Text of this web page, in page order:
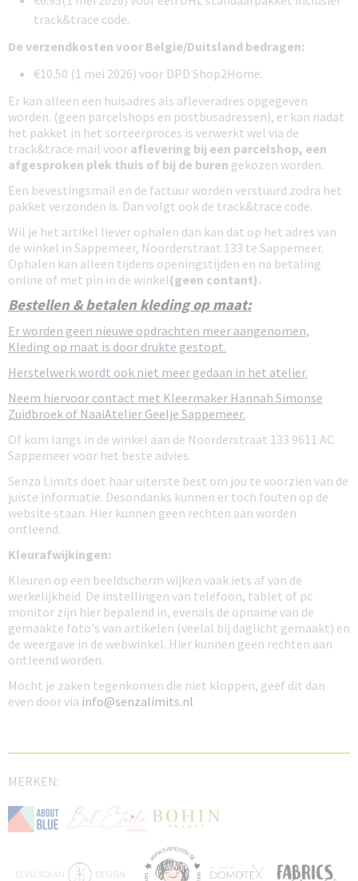
track&trace code.
De verzendkosten voor Belgie/Duitsland bedragen:
€10.50 (1 mei 2026) voor DPD Shop2Home.
Er kan alleen een huisadres als afleveradres opgegeven
worden. (geen parcelshops en postbusadressen), er kan nadat
het pakket in het sorteerproces is verwerkt wel via de
track&trace mail voor aflevering bij een parcelshop, een
afgesproken plek thuis of bij de buren gekozen worden.
Een bevestingsmail en de factuur worden verstuurd zodra het
pakket verzonden is. Dan volgt ook de track&trace code.
Wil je het artikel liever ophalen dan kan dat op het adres van
de winkel in Sappemeer, Noorderstraat 133 te Sappemeer.
Ophalen kan alleen tijdens openingstijden en na betaling
online of met pin in de winkel(geen contant).
Bestellen & betalen kleding op maat:
Er worden geen nieuwe opdrachten meer aangenomen,
Kleding op maat is door drukte gestopt.
Herstelwerk wordt ook niet meer gedaan in het atelier.
Neem hiervoor contact met Kleermaker Hannah Simonse
Zuidbroek of NaaiAtelier Geelje Sappemeer.
Of kom langs in de winkel aan de Noorderstraat 133 9611 AC
Sappemeer voor het beste advies.
Senza Limits doet haar uiterste best om jou te voorzien van de
juiste informatie. Desondanks kunnen er toch fouten op de
website staan. Hier kunnen geen rechten aan worden
ontleend.
Kleurafwijkingen:
Kleuren op een beeldscherm wijken vaak iets af van de
werkelijkheid. De instellingen van telefoon, tablet of pc
monitor zijn hier bepalend in, evenals de opname van de
gemaakte foto's van artikelen (veelal bij daglicht gemaakt) en
de weergave in de webwinkel. Hier kunnen geen rechten aan
ontleend worden.
Mocht je zaken tegenkomen die niet kloppen, geef dit dan
even door via info@senzalimits.nl
MERKEN: